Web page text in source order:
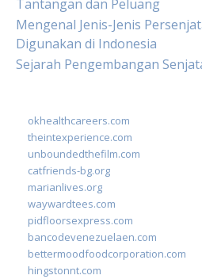
Tantangan dan Peluang
Mengenal Jenis-Jenis
Digunakan di Indonesia
Sejarah Pengembangan
okhealthcareers.com
theintexperience.com
unboundedthefilm.com
catfriends-bg.org
marianlives.org
waywardtees.com
pidfloorsexpress.com
bancodevenezuelaen.com
bettermoodfoodcorporation.com
hingstonnt.com